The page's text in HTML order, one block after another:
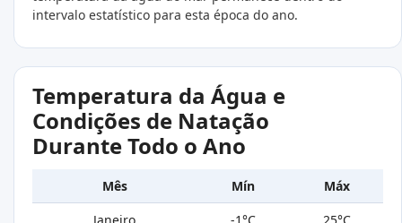
intervalo estatístico para esta época do ano.
Temperatura da Água e
Condições de Natação
Durante Todo o Ano
Mês Mín
Máx